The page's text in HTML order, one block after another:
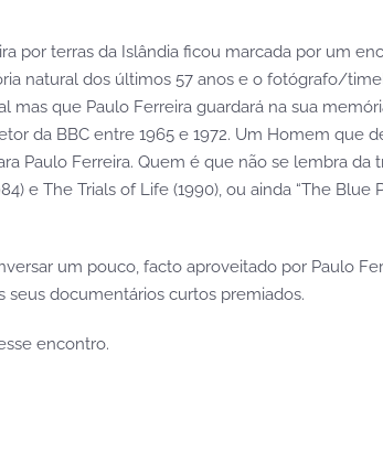
por terras da Islândia ficou marcada por um
natural dos últimos 57 anos e o fotógrafo/
mas que Paulo Ferreira guardará na sua
da BBC entre 1965 e 1972. Um Homem que
Paulo Ferreira. Quem é que não se lembra da
e The Trials of Life (1990), ou ainda “The Blue
um pouco, facto aproveitado por Paulo
seus documentários curtos premiados.
encontro.